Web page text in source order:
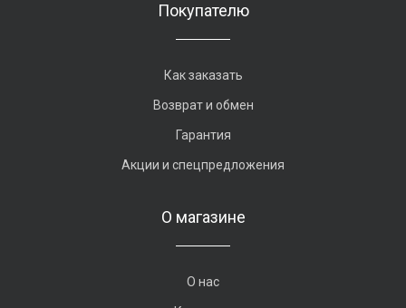
Покупателю
Как заказать
Возврат и обмен
Гарантия
Акции и спецпредложения
О магазине
О нас